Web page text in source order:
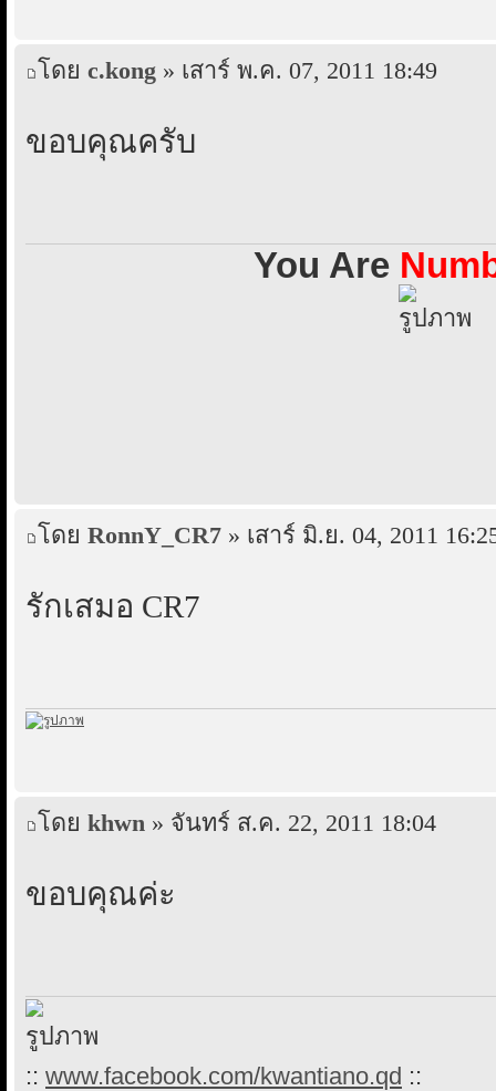
โดย c.kong » เสาร์ พ.ค. 07, 2011 18:49
ขอบคุณครับ
You Are
โดย RonnY_CR7 » เสาร์ มิ.ย. 04, 2011
รักเสมอ CR7
โดย khwn » จันทร์ ส.ค. 22, 2011 18:04
ขอบคุณค่ะ
:: www.facebook.com/kwantiano.qd ::